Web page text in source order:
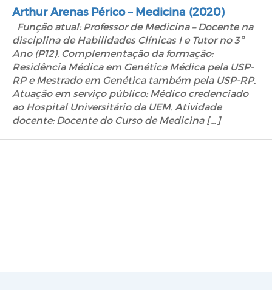
Arthur Arenas Périco – Medicina (2020)
Função atual: Professor de Medicina – Docente na
disciplina de Habilidades Clínicas I e Tutor no 3º
Ano (P12). Complementação da formação:
Residência Médica em Genética Médica pela USP-
RP e Mestrado em Genética também pela USP-RP.
Atuação em serviço público: Médico credenciado
ao Hospital Universitário da UEM. Atividade
docente: Docente do Curso de Medicina […]